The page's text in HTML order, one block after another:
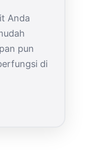
Anda
pun
di